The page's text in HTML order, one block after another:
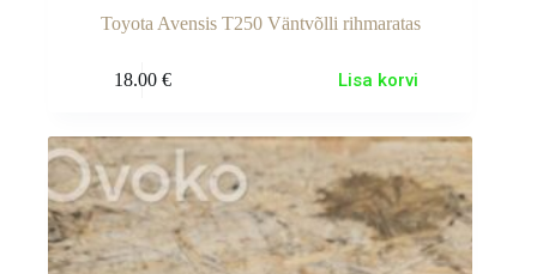
Toyota Avensis T250 Väntvõlli rihmaratas
18.00 € Lisa korvi